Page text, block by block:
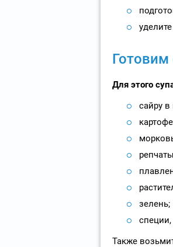
Готовим
Для этого
сайру в
зелень;
специи,
Также